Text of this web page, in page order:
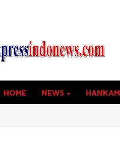
HOME NEWS HANKAM